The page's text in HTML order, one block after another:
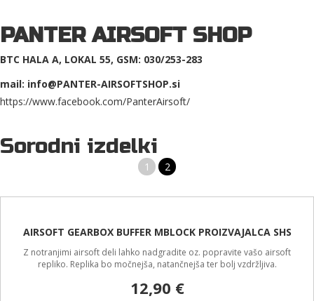
PANTER AIRSOFT SHOP
BTC HALA A, LOKAL 55, GSM: 030/253-283
mail: info@PANTER-AIRSOFTSHOP.si
https://www.facebook.com/PanterAirsoft/
Sorodni izdelki
1 2